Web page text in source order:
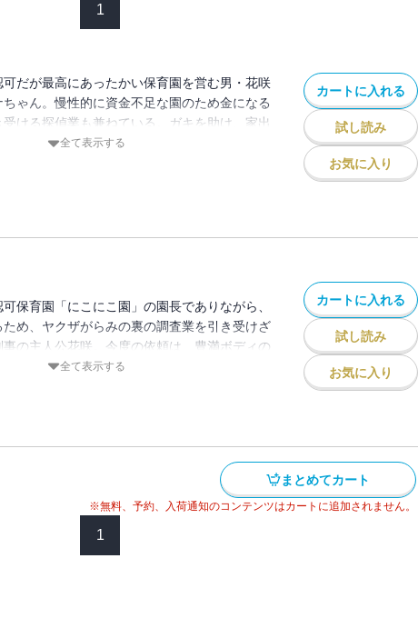
1
だが最高にあったかい保育園を営む男・花咲
ゃん。慢性的に資金不足な園のため金になる
ける探偵業も兼ねている。ガキを助け、家出
きこまれた事件の真相は、あまりにも切なかっ
全て表示する
カートに入れる
試し読み
お気に入り
保育園「にこにこ園」の園長でありながら、
め、ヤクザがらみの裏の調査業を引き受けざ
事の主人公花咲。今度の依頼は、豊満ボディの
たお相手を捜し出すというもの。しかし、人
全て表示する
カートに入れる
試し読み
お気に入り
まとめてカート
※無料、予約、入荷通知のコンテンツはカートに追加されません。
1